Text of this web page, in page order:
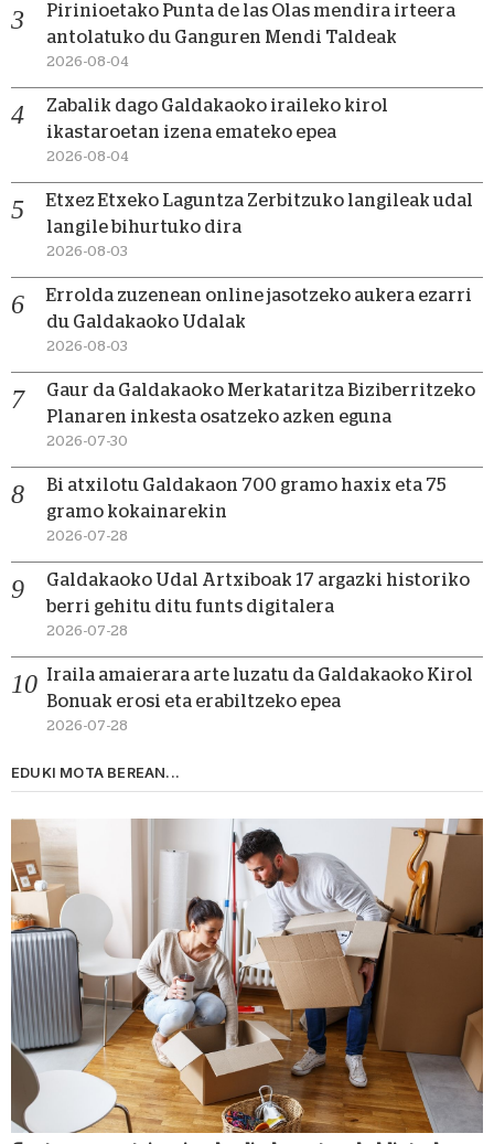
Pirinioetako Punta de las Olas mendira irteera
antolatuko du Ganguren Mendi Taldeak
2026-08-04
Zabalik dago Galdakaoko iraileko kirol
ikastaroetan izena emateko epea
2026-08-04
Etxez Etxeko Laguntza Zerbitzuko langileak udal
langile bihurtuko dira
2026-08-03
Errolda zuzenean online jasotzeko aukera ezarri
du Galdakaoko Udalak
2026-08-03
Gaur da Galdakaoko Merkataritza Biziberritzeko
Planaren inkesta osatzeko azken eguna
2026-07-30
Bi atxilotu Galdakaon 700 gramo haxix eta 75
gramo kokainarekin
2026-07-28
Galdakaoko Udal Artxiboak 17 argazki historiko
berri gehitu ditu funts digitalera
2026-07-28
Iraila amaierara arte luzatu da Galdakaoko Kirol
Bonuak erosi eta erabiltzeko epea
2026-07-28
EDUKI MOTA BEREAN...